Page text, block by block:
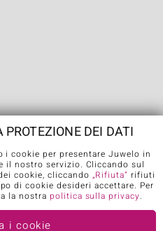
Informativa Privacy
Cookies
Recedere dal contratto
DEI DATI
cookie per presentare Juwelo in
il nostro servizio. Cliccando sul
cookie, cliccando „Rifiuta“ rifiuti
di cookie desideri accettare. Per
la nostra politica sulla privacy.
i cookie